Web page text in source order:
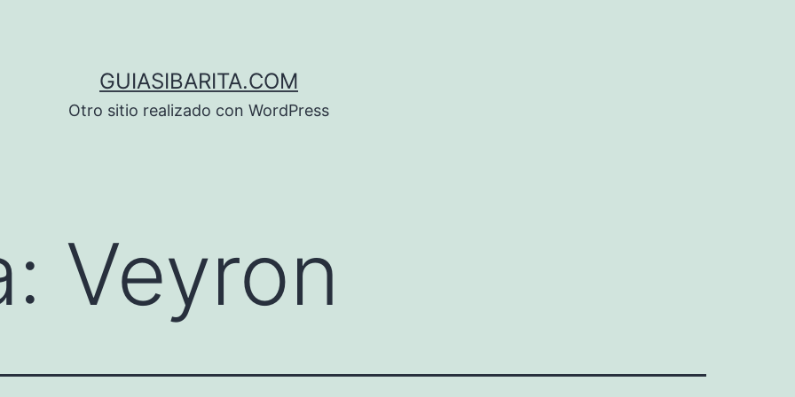
GUIASIBARITA.COM
Otro sitio realizado con WordPress
Veyron